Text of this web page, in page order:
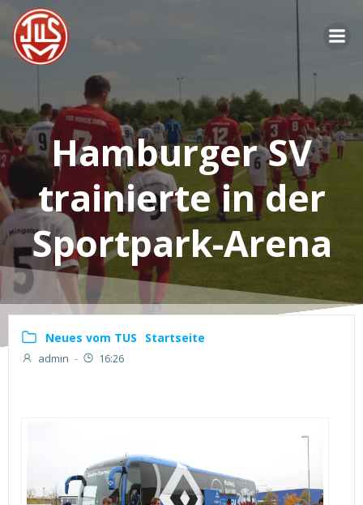
Hamburger SV
trainierte in der
Sportpark-Arena
Neues vom TUS Startseite
admin - 16:26